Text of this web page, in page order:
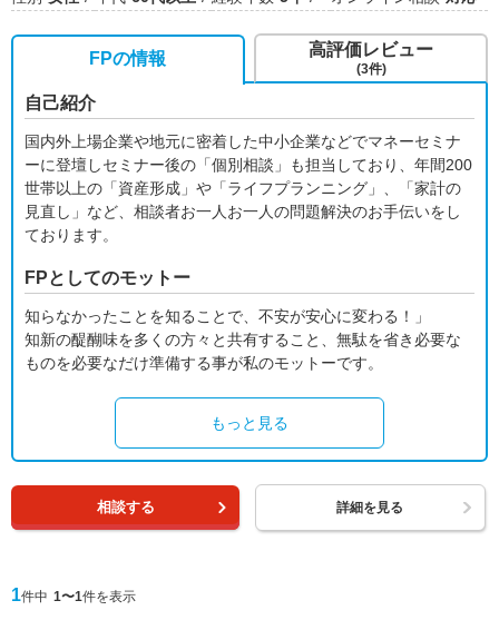
FPの情報
自己紹介
国内外上場企業や地元に密着した中小企業などでマネーセミナ
ーに登壇しセミナー後の「個別相談」も担当しており、年間200
世帯以上の「資産形成」や「ライフプランニング」、「家計の
見直し」など、相談者お一人お一人の問題解決のお手伝いをし
ております。
FPとしてのモットー
知らなかったことを知ることで、不安が安心に変わる！」
知新の醍醐味を多くの方々と共有すること、無駄を省き必要な
ものを必要なだけ準備する事が私のモットーです。
もっと見る
高評価レビュー
(3件)
相談する 詳細を見る
1件中 1〜1件を表示